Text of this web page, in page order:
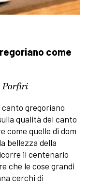
come
canto gregoriano
qualità del canto
come quelle di dom
bellezza della
il centenario
che le cose grandi
cerchi di